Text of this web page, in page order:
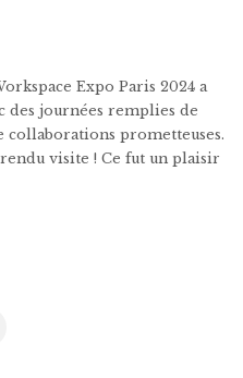
Expo Paris 2024 a
des journées remplies de
collaborations prometteuses.
visite ! Ce fut un plaisir